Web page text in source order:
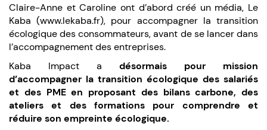
Claire-Anne et Caroline ont d’abord créé un média, Le
Kaba (www.lekaba.fr), pour accompagner la transition
écologique des consommateurs, avant de se lancer dans
l’accompagnement des entreprises.
Kaba Impact a désormais pour mission
d’accompagner la transition écologique des salariés
et des PME en proposant des bilans carbone, des
ateliers et des formations pour comprendre et
réduire son empreinte écologique.